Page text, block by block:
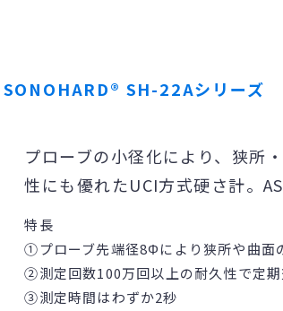
SONOHARD® SH-22Aシリーズ
プローブの小径化により、狭所
性にも優れたUCI方式硬さ計。
特長
①プローブ先端径8Φにより狭所や曲面
②測定回数100万回以上の耐久性で定
③測定時間はわずか2秒